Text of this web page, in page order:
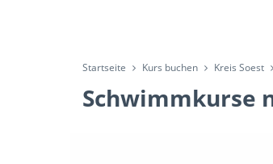
Startseite Kurs buchen Kreis Soest
Schwimmkurse